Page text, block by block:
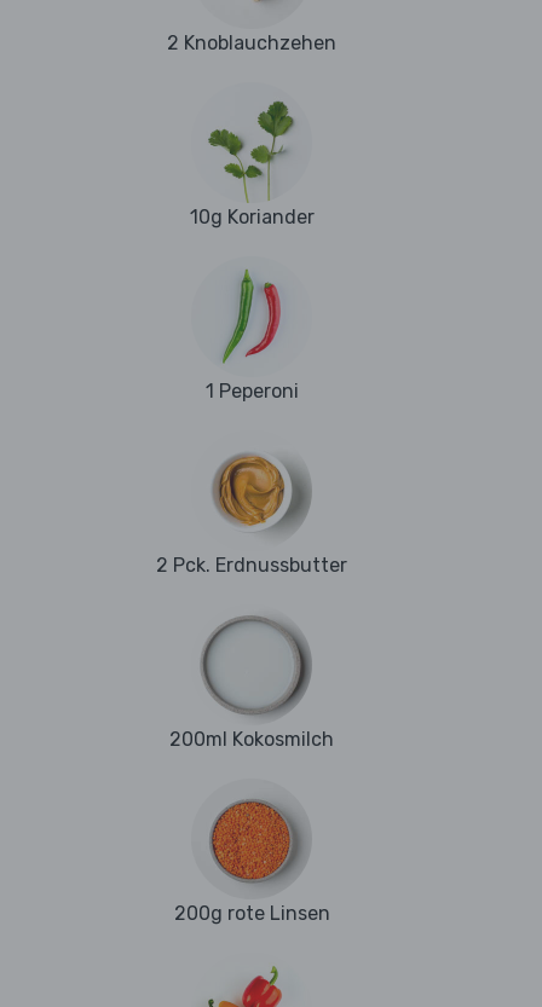
2 Knoblauchzehen
10g Koriander
1 Peperoni
2 Pck. Erdnussbutter
200ml Kokosmilch
200g rote Linsen